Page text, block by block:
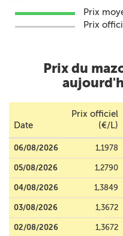
Prix
Prix
Prix du
Date
Prix officiel
(€/L)
06/08/2026 1,1978
05/08/2026 1,2790
04/08/2026 1,3849
03/08/2026 1,3672
02/08/2026 1,3672